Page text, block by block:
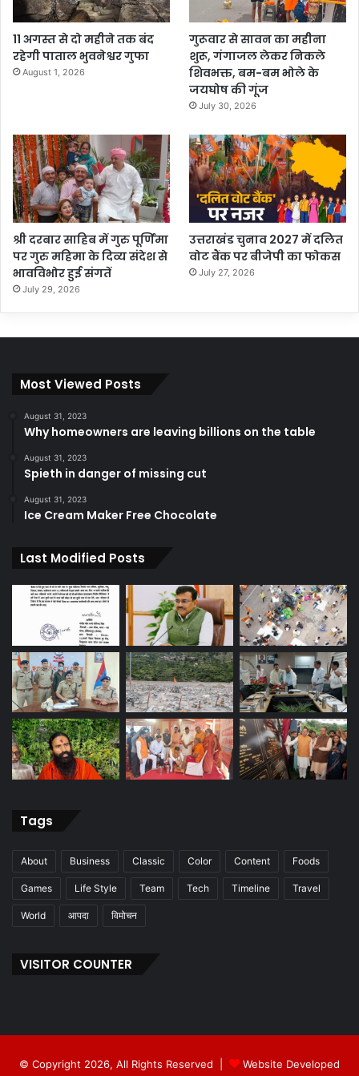
11 अगस्त से दो महीने तक बंद
रहेगी पाताल भुवनेश्वर गुफा
August 1, 2026
गुरूवार से सावन का महीना
शुरू, गंगाजल लेकर निकले
शिवभक्त, बम-बम भोले के
जयघोष की गूंज
July 30, 2026
श्री दरबार साहिब में गुरु पूर्णिमा
पर गुरु महिमा के दिव्य संदेश से
भावविभोर हुई संगतें
July 29, 2026
उत्तराखंड चुनाव 2027 में दलित
वोट बैंक पर बीजेपी का फोकस
July 27, 2026
Most Viewed Posts
August 31, 2023
Why homeowners are leaving billions on the table
August 31, 2023
Spieth in danger of missing cut
August 31, 2023
Ice Cream Maker Free Chocolate
Last Modified Posts
Tags
About Business Classic Color Content Foods
Games Life Style Team Tech Timeline Travel
World आपदा विमोचन
VISITOR COUNTER
© Copyright 2026, All Rights Reserved | Website Developed